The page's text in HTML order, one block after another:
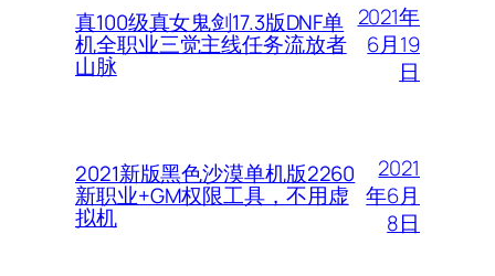
真100级真女鬼剑17.3版DNF单
机全职业三觉主线任务流放者
山脉
2021年
6月19
日
2021新版黑色沙漠单机版2260
新职业+GM权限工具，不用虚
拟机
2021
年6月
8日